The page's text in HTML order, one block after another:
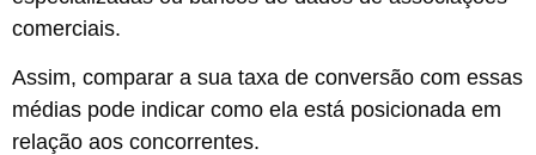
comerciais.
Assim, comparar a sua taxa de conversão com essas
médias pode indicar como ela está posicionada em
relação aos concorrentes.